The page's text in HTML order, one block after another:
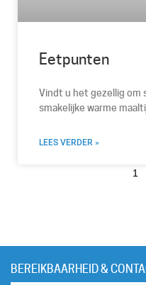
Eetpunten
Vindt u het gezellig om
smakelijke warme
LEES VERDER »
1
BEREIKBAARHEID &